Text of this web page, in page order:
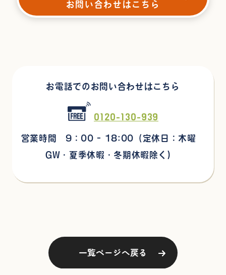
お問い合わせはこちら
お電話でのお問い合わせはこちら
0120-130-939
営業時間 9：00 - 18:00 （定休日：木曜
GW・夏季休暇・冬期休暇除く)
一覧ページへ戻る